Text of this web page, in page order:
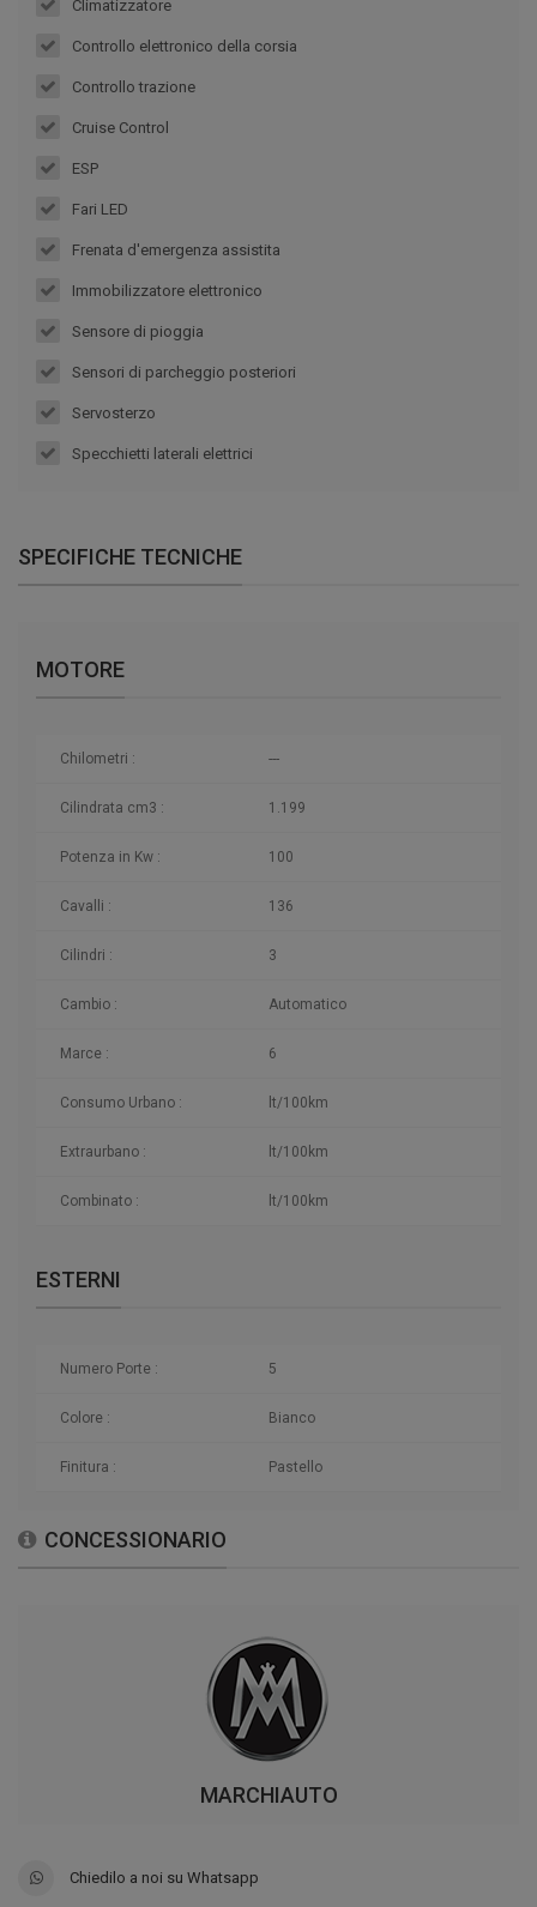
Climatizzatore
Controllo elettronico della corsia
Controllo trazione
Cruise Control
ESP
Fari LED
Frenata d'emergenza assistita
Immobilizzatore elettronico
Sensore di pioggia
Sensori di parcheggio posteriori
Servosterzo
Specchietti laterali elettrici
SPECIFICHE TECNICHE
MOTORE
Chilometri : ---
Cilindrata cm3 : 1.199
Potenza in Kw : 100
Cavalli : 136
Cilindri : 3
Cambio : Automatico
Marce : 6
Consumo Urbano : lt/100km
Extraurbano : lt/100km
Combinato : lt/100km
ESTERNI
Numero Porte : 5
Colore : Bianco
Finitura : Pastello
CONCESSIONARIO
MARCHIAUTO
Chiedilo a noi su Whatsapp